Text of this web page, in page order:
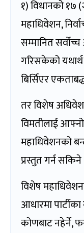
१) विधानको १७
महाधिवेशन,
सम्मानित
गरिसकेको
बिर्सिएर
तर विशेष
विमतीलाई
महाधिवेशनको
प्रस्तुत गर्न सकिने
विशेष
आधारमा
कोणबाट नहेर्ने,